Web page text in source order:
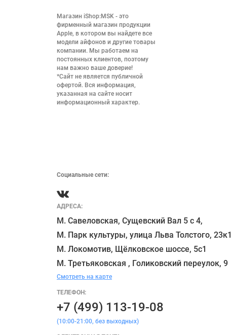
Магазин iShop:MSK - это
фирменный магазин продукции
Apple, в котором вы найдете все
модели айфонов и другие товары
компании. Мы работаем на
постоянных клиентов, поэтому
нам важно ваше доверие!
*Сайт не является публичной
офертой. Вся информация,
указанная на сайте носит
информационный характер.
Социальные сети:
АДРЕСА:
М. Савеловская, Сущевский Вал 5 с 4,
М. Парк культуры, улица Льва Толстого, 23к1
М. Локомотив, Щёлковское шоссе, 5с1
Смотреть на карте
ТЕЛЕФОН:
+7 (499) 113-19-08
(10:00-21:00, без выходных)